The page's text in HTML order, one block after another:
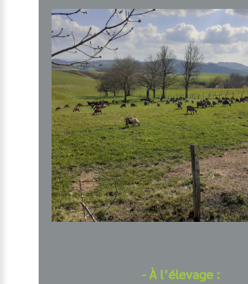
- À l’élevage :